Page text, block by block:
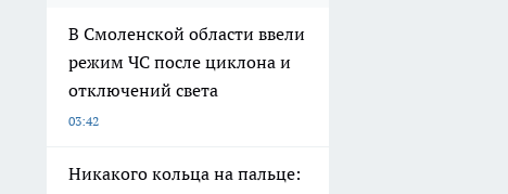
В Смоленской области ввели
режим ЧС после циклона и
отключений света
03:42
Никакого кольца на пальце: